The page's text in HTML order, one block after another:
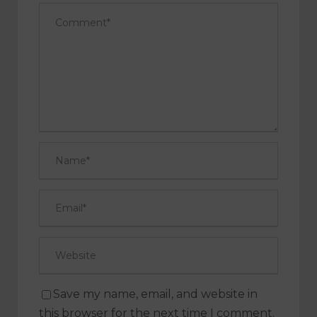
Save my name, email, and website in
this browser for the next time I comment.